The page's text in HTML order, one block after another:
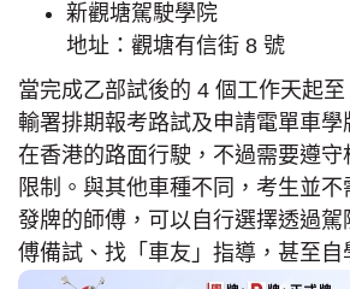
新觀塘駕駛學院
地址：觀塘有信街 8 號
當完成乙部試後的 4 個工作天起
輸署排期報考路試及申請電單車學
在香港的路面行駛，不過需要遵守
限制。與其他車種不同，考生並
發牌的師傅，可以自行選擇透過駕
傅備試、找「車友」指導，甚至自